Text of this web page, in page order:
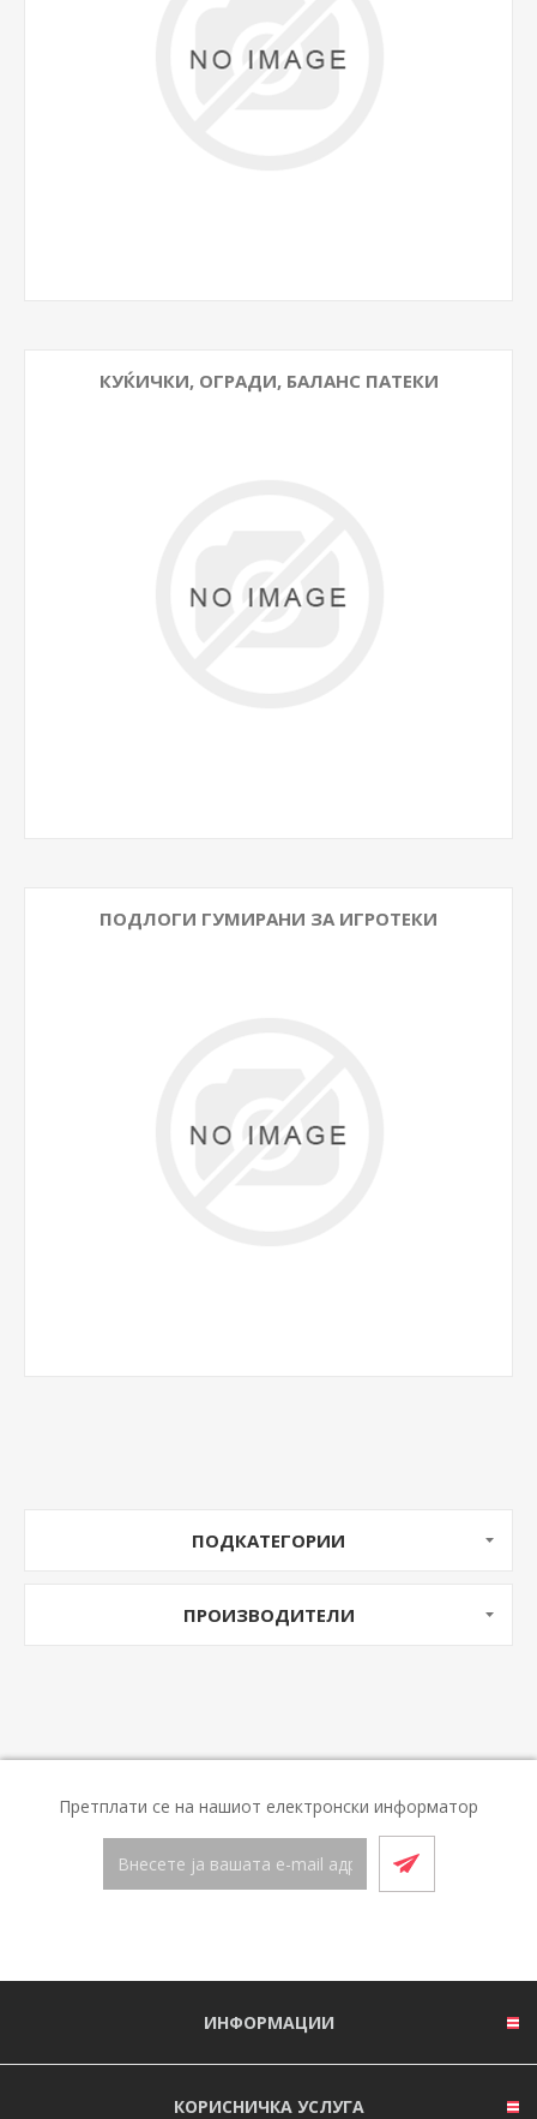
КУЌИЧКИ, ОГРАДИ, БАЛАНС ПАТЕКИ
ПОДЛОГИ ГУМИРАНИ ЗА ИГРОТЕКИ
ПОДКАТЕГОРИИ
ПРОИЗВОДИТЕЛИ
Претплати се на нашиот електронски информатор
ИНФОРМАЦИИ
КОРИСНИЧКА УСЛУГА